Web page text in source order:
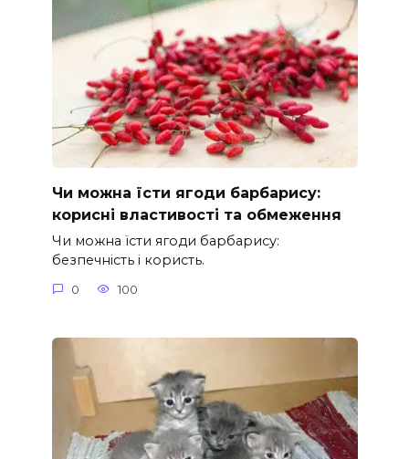
Чи можна їсти ягоди барбарису:
корисні властивості та обмеження
Чи можна їсти ягоди барбарису:
безпечність і користь.
0 100